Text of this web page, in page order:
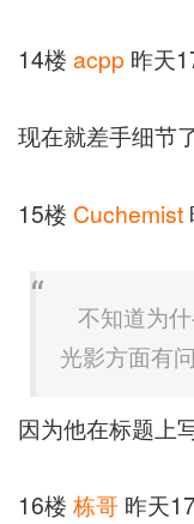
14楼 acpp 昨天
现在就差手细节
15楼 Cuchemist
不知道为
光影方面有问
因为他在标题上
16楼 栋哥 昨天